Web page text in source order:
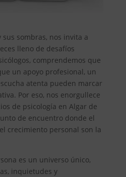
sus sombras, nos invita a
lleno de desafíos
comprendemos que
un apoyo profesional, un
atenta pueden marcar
Por eso, nos enorgullece
de psicología en Algar de
de encuentro donde el
crecimiento personal son la
es un universo único,
inquietudes y